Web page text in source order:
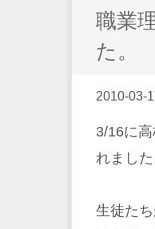
職業
た。
2010-03-
3/16に
れました
生徒た